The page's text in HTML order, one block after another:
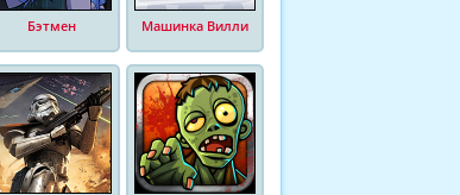
Бэтмен Машинка Вилли